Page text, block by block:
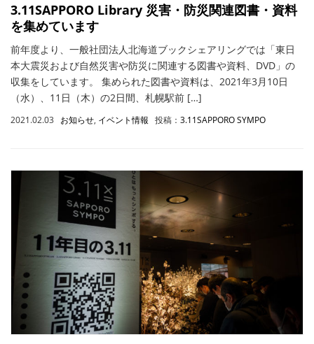
3.11SAPPORO Library 災害・防災関連図書・資料
を集めています
前年度より、一般社団法人北海道ブックシェアリングでは「東日
本大震災および自然災害や防災に関連する図書や資料、DVD」の
収集をしています。 集められた図書や資料は、2021年3月10日
（水）、11日（木）の2日間、札幌駅前 […]
2021.02.03 お知らせ, イベント情報 投稿： 3.11SAPPORO SYMPO